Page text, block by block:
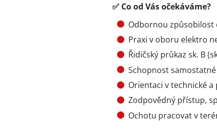
✅ Co od Vás očekáváme?
Odbornou způsobilost
Praxi v oboru elektro
Řidičský průkaz sk. B
Schopnost
Orientaci v technické
Zodpovědný přístup,
Ochotu pracovat v